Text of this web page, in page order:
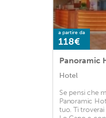
a partire da
118€
Panoramic
Hotel
Se pensi che
Panoramic
tuo. Ti troverai